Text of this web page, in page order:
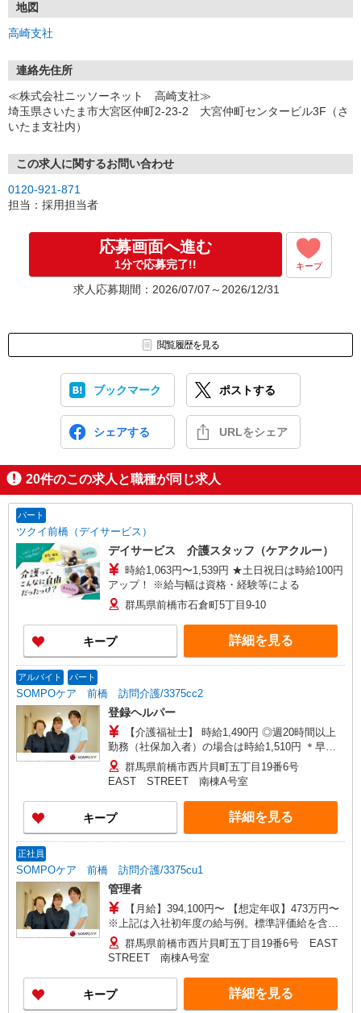
◎応募フォームからのご応募は24時間受付中です！
（2）面談・登録の実施
ご都合のよいお日にちをお聞かせください。
↓
（3）選考・お仕事のご案内
↓
（4）就業開始
能です。
地図
高崎支社
連絡先住所
≪株式会社ニッソーネット 高崎支社≫
埼玉県さいたま市大宮区仲町2-23-2 大宮仲町センタービル3F（さ
いたま支社内）
この求人に関するお問い合わせ
0120-921-871
担当：採用担当者
応募画面へ進む
1分で応募完了!! キープ
求人応募期間：2026/07/07～2026/12/31
閲覧履歴を見る
ブックマーク ポストする
シェアする URLをシェア
20件のこの求人と職種が同じ求人
パート
ツクイ前橋（デイサービス）
デイサービス 介護スタッフ（ケアクルー）
時給1,063円〜1,539円 ★土日祝日は時給100円
アップ！ ※給与幅は資格・経験等による
群馬県前橋市石倉町5丁目9-10
キープ 詳細を見る
アルバイト パート
SOMPOケア 前橋 訪問介護/3375cc2
登録ヘルパー
【介護福祉士】 時給1,490円 ◎週20時間以上
勤務（社保加入者）の場合は時給1,510円 ＊早朝
夜間（〜8:00、18:00〜）：時給1,863円〜 ＊日曜
祝日：時給1,790円〜 【実務者研修・初任者研修
（ヘルパー1級・2級）】 時給1,410円 ◎週20時間
以上勤務（社保加入者）の場合は時給1,430円 ＊
早朝夜間（〜8:00、18:00〜）：時給1,763円〜 ＊
日曜祝日：時給1,710円〜 ◎身体介助、生活援助
群馬県前橋市西片貝町五丁目19番6号
EAST STREET 南棟A号室
キープ 詳細を見る
正社員
SOMPOケア 前橋 訪問介護/3375cu1
管理者
【月給】394,100円〜 【想定年収】473万円〜
※上記は入社初年度の給与例。標準評価給を含
む。 ◎年俸は経験により異なります。
群馬県前橋市西片貝町五丁目19番6号 EAST
STREET 南棟A号室
キープ 詳細を見る